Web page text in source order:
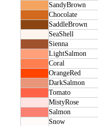
SandyBrown
Chocolate
SaddleBrown
SeaShell
Sienna
LightSalmon
Coral
OrangeRed
DarkSalmon
Tomato
MistyRose
Salmon
Snow